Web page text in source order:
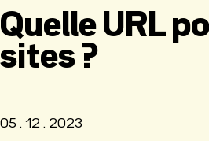
Quelle URL
sites ?
05 . 12 . 2023